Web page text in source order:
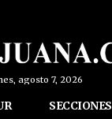
agosto 7, 2026
SECCIONES